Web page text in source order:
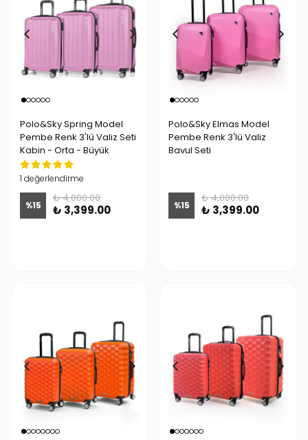
Polo&Sky Spring Model
Pembe Renk 3'lü Valiz Seti
Kabin - Orta - Büyük
1 değerlendirme
%15
₺ 4,000.00
₺ 3,399.00
Polo&Sky Elmas Model
Pembe Renk 3'lü Valiz
Bavul Seti
%15
₺ 4,000.00
₺ 3,399.00